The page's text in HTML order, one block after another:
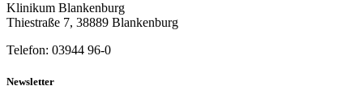
Klinikum Blankenburg
Thiestraße 7, 38889 Blankenburg
Telefon: 03944 96-0
Newsletter